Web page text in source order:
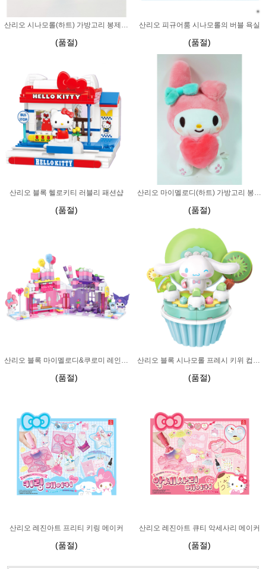
산리오 시나모롤(하트) 가방고리 봉제인형
(품절)
산리오 피규어룸 시나모롤의 버블 욕실
(품절)
산리오 블록 헬로키티 러블리 패션샵
(품절)
산리오 마이멜로디(하트) 가방고리 봉제인형
(품절)
산리오 블록 마이멜로디&쿠로미 레인보우 디저트샵
(품절)
산리오 블록 시나모롤 프레시 키위 컵케이크
(품절)
산리오 레진아트 프리티 키링 메이커
(품절)
산리오 레진아트 큐티 악세사리 메이커
(품절)